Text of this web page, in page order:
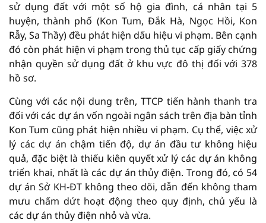
sử dụng đất với một số hộ gia đình, cá nhân tại 5
huyện, thành phố (Kon Tum, Đắk Hà, Ngọc Hồi, Kon
Rẫy, Sa Thầy) đều phát hiện dấu hiệu vi phạm. Bên cạnh
đó còn phát hiện vi phạm trong thủ tục cấp giấy chứng
nhận quyền sử dụng đất ở khu vực đô thị đối với 378
hồ sơ.
Cùng với các nội dung trên, TTCP tiến hành thanh tra
đối với các dự án vốn ngoài ngân sách trên địa bàn tỉnh
Kon Tum cũng phát hiện nhiều vi phạm. Cụ thể, việc xử
lý các dự án chậm tiến độ, dự án đầu tư không hiệu
quả, đặc biệt là thiếu kiên quyết xử lý các dự án không
triển khai, nhất là các dự án thủy điện. Trong đó, có 54
dự án Sở KH-ĐT không theo dõi, dẫn đến không tham
mưu chấm dứt hoạt động theo quy định, chủ yếu là
các dự án thủy điện nhỏ và vừa.